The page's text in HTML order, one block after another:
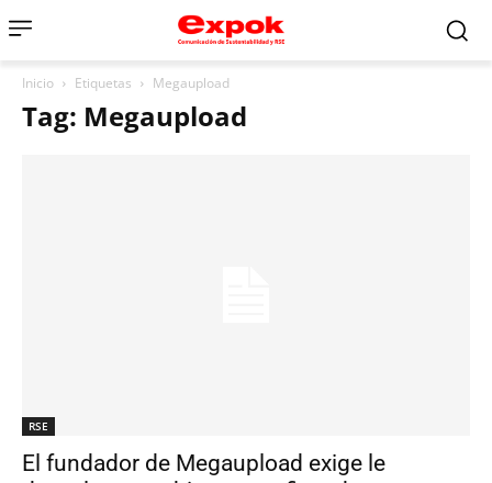
Inicio Etiquetas Megaupload
Tag: Megaupload
RSE
El fundador de Megaupload exige le